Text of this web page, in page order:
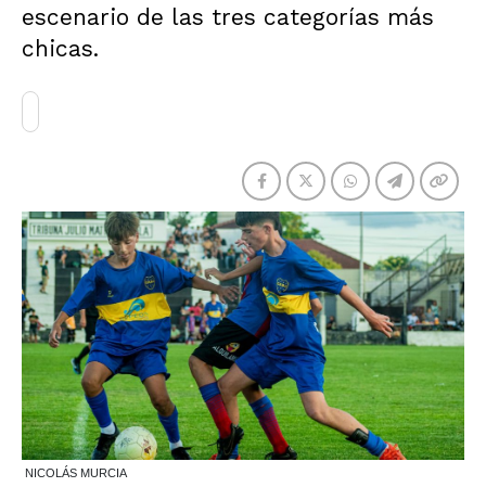
escenario de las tres categorías más
chicas.
NICOLÁS MURCIA